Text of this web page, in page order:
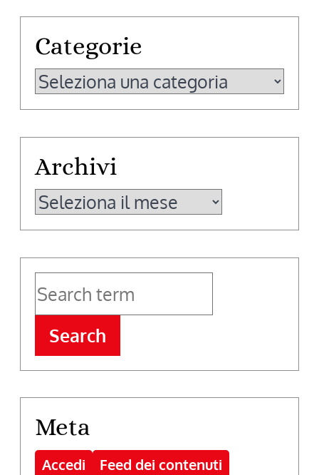
Categorie
Categorie
Archivi
Archivi
Search
Meta
Accedi
Feed dei contenuti